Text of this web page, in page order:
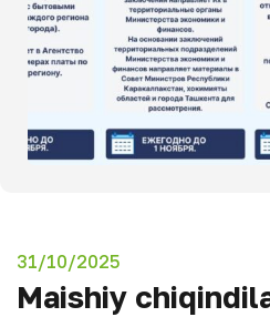
31/10/2025
Maishiy